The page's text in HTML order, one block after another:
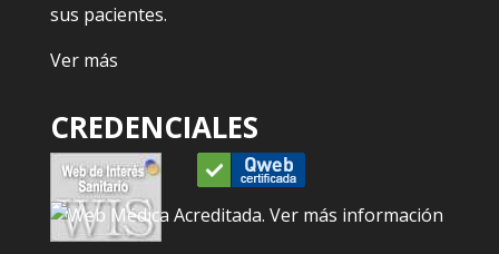
sus pacientes.
Ver más
CREDENCIALES